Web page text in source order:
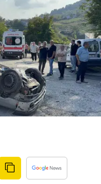
Tekirdağ
Tokat
Trabzon
Tunceli
Şanlıurfa